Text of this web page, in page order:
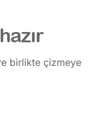
birlikte çizmeye